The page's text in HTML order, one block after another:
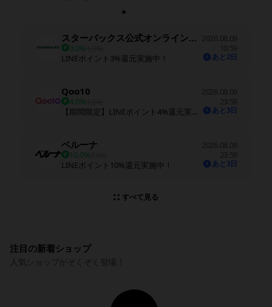
スターバックス公式オンラインストア
3.0%
LINEポイント3%還元実施中！
2026.08.09
あと2日
Qoo10
4.0%
【期間限定】LINEポイント4%還元実施中！※期間中に還元率を変更する場合があります
2026.08.09
23:59
あと3日
ベルーナ
10.0%
LINEポイント10%還元実施中！
2026.08.09
23:59
あと3日
すべて見る
注目の新着ショップ
人気ショップがぞくぞく登場！